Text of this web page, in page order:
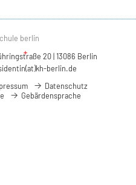
berlin
20 | 13086 Berlin
berlin.de
Datenschutz
Gebärdensprache